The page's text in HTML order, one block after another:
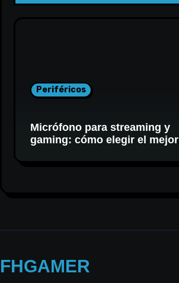
Periféricos
Micrófono para streaming y
gaming: cómo elegir el mejor
FHGAMER